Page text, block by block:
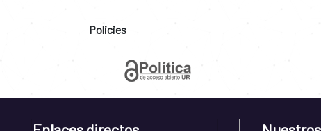
Policies